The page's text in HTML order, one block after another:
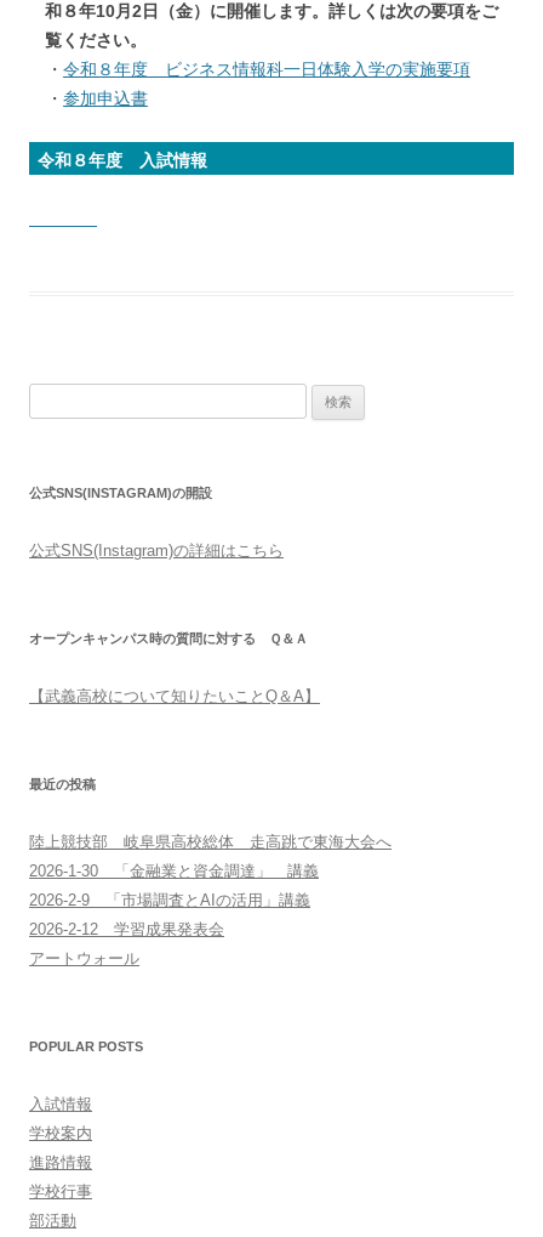
和８年10月2日（金）に開催します。詳しくは次の要項をご
覧ください。
・ 令和８年度 ビジネス情報科一日体験入学の実施要項
・ 参加申込書
令和８年度 入試情報
公式SNS(INSTAGRAM)の開設
公式SNS(Instagram)の詳細はこちら
オープンキャンパス時の質問に対する Ｑ＆Ａ
【武義高校について知りたいことQ＆A】
最近の投稿
陸上競技部 岐阜県高校総体 走高跳で東海大会へ
2026-1-30 「金融業と資金調達」 講義
2026-2-9 「市場調査とAIの活用」講義
2026-2-12 学習成果発表会
アートウォール
POPULAR POSTS
入試情報
学校案内
進路情報
学校行事
部活動